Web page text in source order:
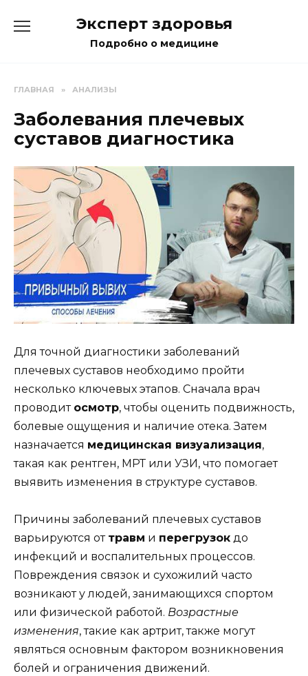
Эксперт здоровья
Подробно о медицине
ГЛАВНАЯ » АНАЛИЗЫ
Заболевания плечевых
суставов диагностика
Для точной диагностики заболеваний
плечевых суставов необходимо пройти
несколько ключевых этапов. Сначала врач
проводит осмотр, чтобы оценить подвижность,
болевые ощущения и наличие отека. Затем
назначается медицинская визуализация,
такая как рентген, МРТ или УЗИ, что помогает
выявить изменения в структуре суставов.
Причины заболеваний плечевых суставов
варьируются от травм и перегрузок до
инфекций и воспалительных процессов.
Повреждения связок и сухожилий часто
возникают у людей, занимающихся спортом
или физической работой. Возрастные
изменения, такие как артрит, также могут
являться основным фактором возникновения
болей и ограничения движений.